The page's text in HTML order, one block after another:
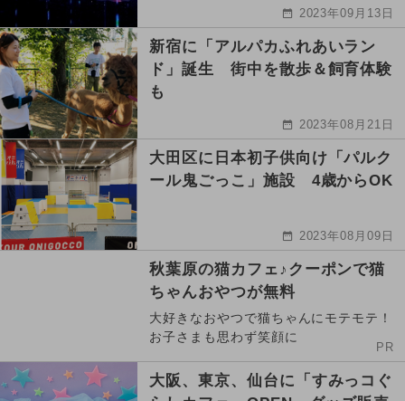
2023年09月13日
新宿に「アルパカふれあいラン
ド」誕生 街中を散歩＆飼育体験
も
2023年08月21日
大田区に日本初子供向け「パルク
ール鬼ごっこ」施設 4歳からOK
2023年08月09日
秋葉原の猫カフェ♪クーポンで猫
ちゃんおやつが無料
大好きなおやつで猫ちゃんにモテモテ！
お子さまも思わず笑顔に
PR
大阪、東京、仙台に「すみっコぐ